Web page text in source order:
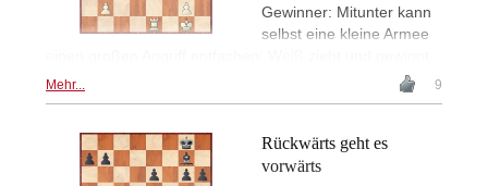
Gewinner: Mitunter kann
selbst eine kleine Armee
Mehr... 9
Rückwärts geht es
vorwärts